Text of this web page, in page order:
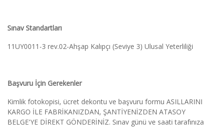
Sınav Standartları
11UY0011-3 rev.02-Ahşap Kalıpçı (Seviye 3) Ulusal Yeterliliği
Başvuru İçin Gerekenler
Kimlik fotokopisi, ücret dekontu ve başvuru formu ASILLARINI
KARGO İLE FABRİKANIZDAN, ŞANTİYENİZDEN ATASOY
BELGE'YE DİREKT GÖNDERİNİZ. Sınav günü ve saati tarafınıza